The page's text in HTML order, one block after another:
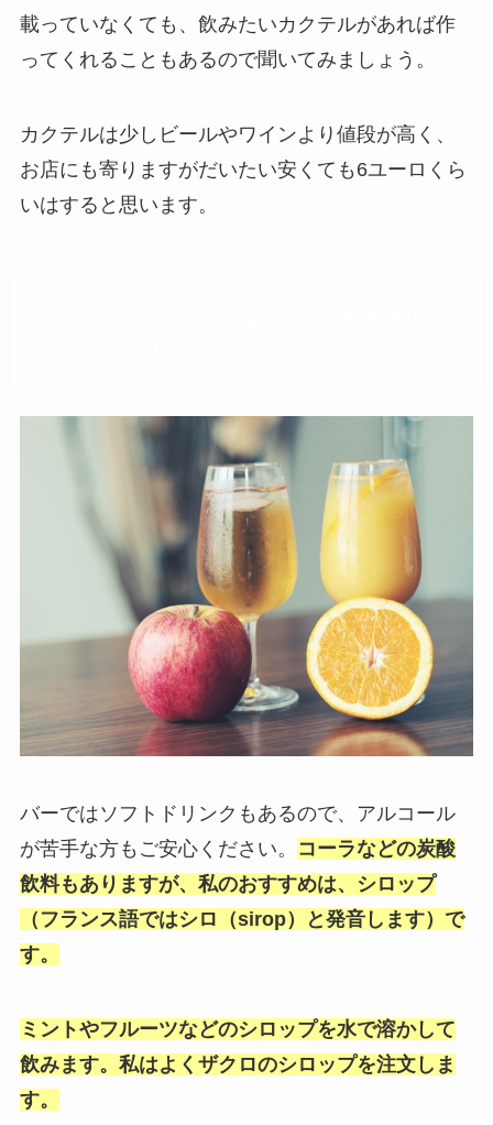
載っていなくても、飲みたいカクテルがあれば作
ってくれることもあるので聞いてみましょう。
カクテルは少しビールやワインより値段が高く、
お店にも寄りますがだいたい安くても6ユーロくら
いはすると思います。
バーではソフトドリンクもあるので、アルコール
が苦手な方もご安心ください。
コーラなどの炭酸
飲料もありますが、私のおすすめは、シロップ
（フランス語ではシロ（sirop）と発音します）で
す。
ミントやフルーツなどのシロップを水で溶かして
飲みます。私はよくザクロのシロップを注文しま
す。